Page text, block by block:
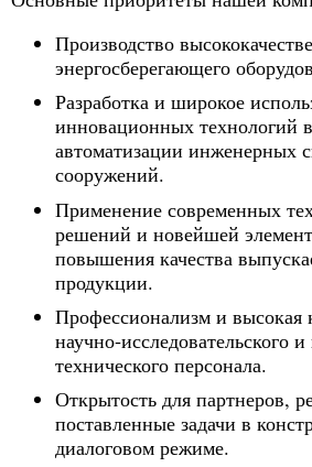
Производство
энергосберегающего
Разработка и широкое
инновационных технологий
автоматизации инженерных
сооружений.
Применение современных
решений и новейшей
повышения качества
продукции.
Профессионализм и высокая
научно-исследовательского
технического персонала.
Открытость для партнеров,
поставленные задачи в
диалоговом режиме.